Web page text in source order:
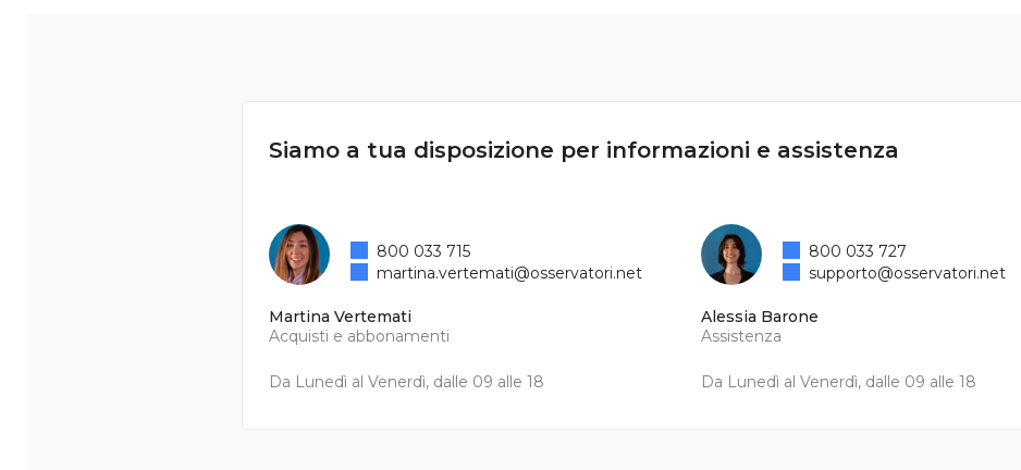
Siamo a tua disposizione per informazioni e assistenza
Martina Vertemati
Acquisti e abbonamenti
Da Lunedì al Venerdì, dalle 09 alle 18
800 033 715
martina.vertemati@osservatori.net
Alessia Barone
Assistenza
Da Lunedì al Venerdì, dalle 09 alle 18
800 033 727
supporto@osservatori.net